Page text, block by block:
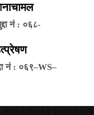
नं : ०६८-
नं : ०६९–WS–